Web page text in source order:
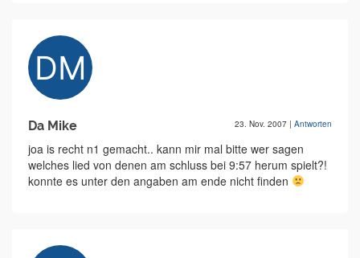
Da Mike 23. Nov. 2007 | Antworten
joa is recht n1 gemacht.. kann mir mal bitte wer sagen
welches lied von denen am schluss bei 9:57 herum spielt?!
konnte es unter den angaben am ende nicht finden